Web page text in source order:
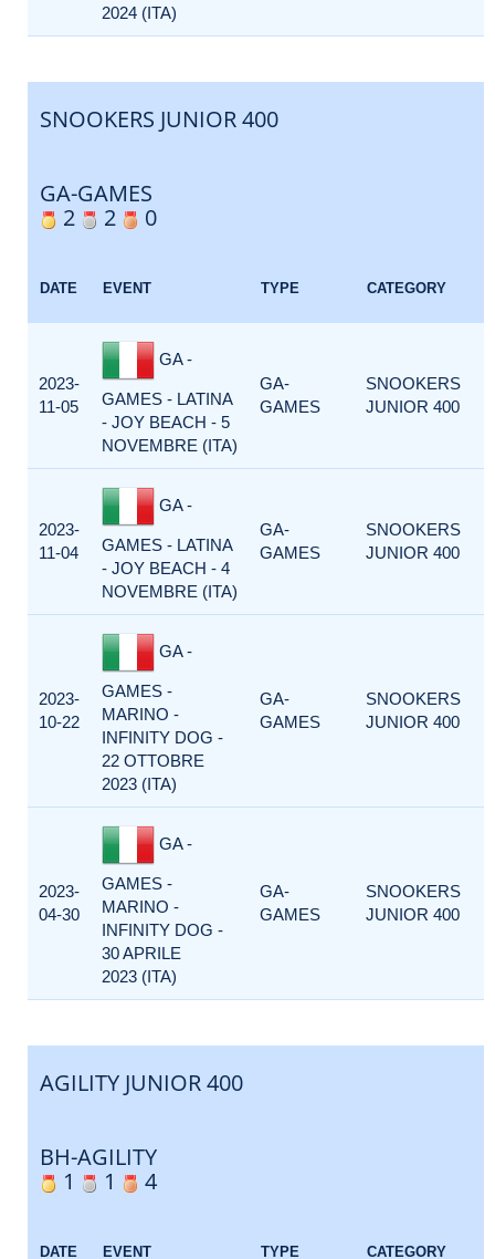
2024 (ITA)
SNOOKERS JUNIOR 400
GA-GAMES
2
2 0
DATE EVENT TYPE CATEGORY
2023-
11-05
GA -
GAMES - LATINA
- JOY BEACH - 5
NOVEMBRE (ITA)
GA-
GAMES
SNOOKERS
JUNIOR 400
2023-
11-04
GA -
GAMES - LATINA
- JOY BEACH - 4
NOVEMBRE (ITA)
GA-
GAMES
SNOOKERS
JUNIOR 400
2023-
10-22
GA -
GAMES -
MARINO -
INFINITY DOG -
22 OTTOBRE
2023 (ITA)
GA-
GAMES
SNOOKERS
JUNIOR 400
2023-
04-30
GA -
GAMES -
MARINO -
INFINITY DOG -
30 APRILE
2023 (ITA)
GA-
GAMES
SNOOKERS
JUNIOR 400
AGILITY JUNIOR 400
BH-AGILITY
1
1 4
DATE EVENT TYPE CATEGORY